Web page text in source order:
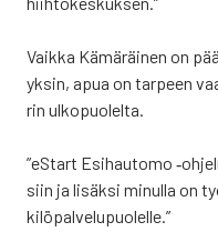
Vaik­ka Kämä­räi­nen on
yksin, apua on tar­peen
rin ulko­puo­lel­ta.
”eStart Esi­hau­to­mo
siin ja lisäk­si minul­la on
ki­lö­pal­ve­lu­puo­lel­le.”